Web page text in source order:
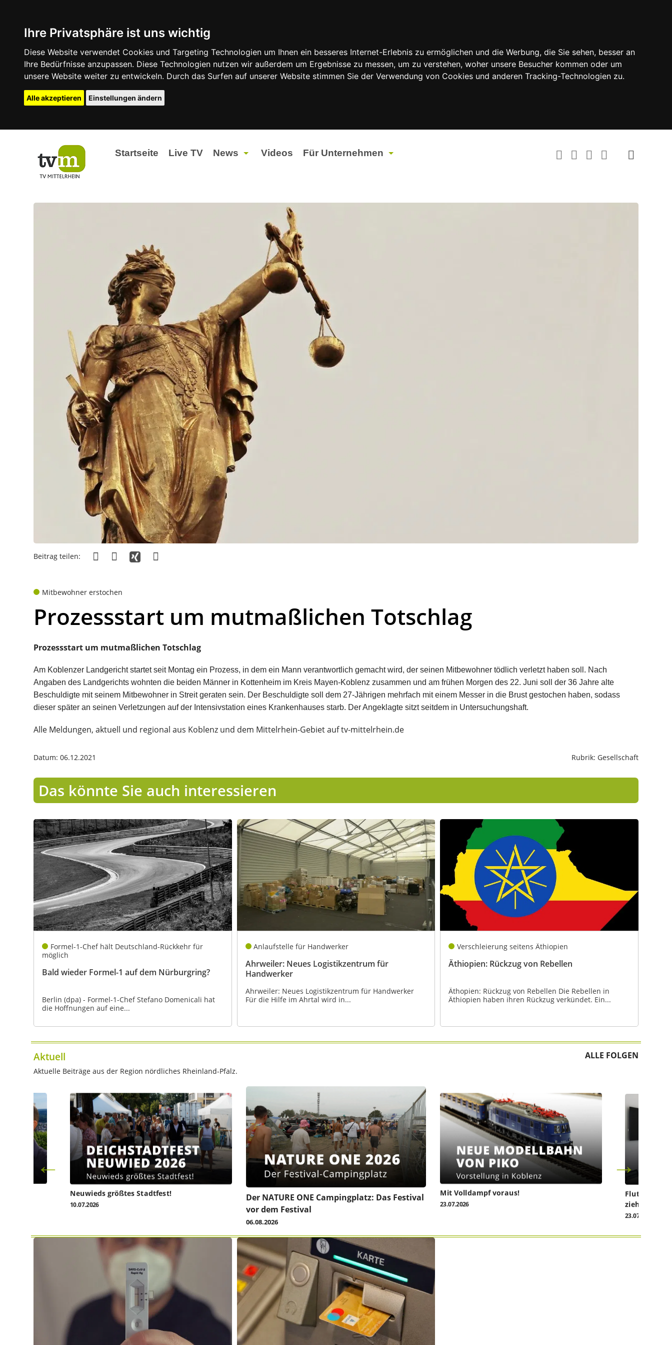
Ihre Privatsphäre ist uns wichtig
Diese Website verwendet Cookies und Targeting Technologien um Ihnen ein besseres Internet-Erlebnis zu ermöglichen und die Werbung, die Sie sehen, besser an
Ihre Bedürfnisse anzupassen. Diese Technologien nutzen wir außerdem um Ergebnisse zu messen, um zu verstehen, woher unsere Besucher kommen oder um
unsere Website weiter zu entwickeln. Durch das Surfen auf unserer Website stimmen Sie der Verwendung von Cookies und anderen Tracking-Technologien zu.
Alle akzeptieren Einstellungen ändern
Startseite Live TV News
Landtagswahlen 2026
Partner Content
Sport
Videos Für Unternehmen
Beitrag teilen:
Mitbewohner erstochen
Prozessstart um mutmaßlichen Totschlag
Prozessstart um mutmaßlichen Totschlag
Am Koblenzer Landgericht startet seit Montag ein Prozess, in dem ein Mann verantwortlich gemacht wird, der seinen Mitbewohner tödlich verletzt haben soll. Nach
Angaben des Landgerichts wohnten die beiden Männer in Kottenheim im Kreis Mayen-Koblenz zusammen und am frühen Morgen des 22. Juni soll der 36 Jahre alte
Beschuldigte mit seinem Mitbewohner in Streit geraten sein. Der Beschuldigte soll dem 27-Jährigen mehrfach mit einem Messer in die Brust gestochen haben, sodass
dieser später an seinen Verletzungen auf der Intensivstation eines Krankenhauses starb. Der Angeklagte sitzt seitdem in Untersuchungshaft.
Alle Meldungen, aktuell und regional aus Koblenz und dem Mittelrhein-Gebiet auf tv-mittelrhein.de
Datum: 06.12.2021 Rubrik: Gesellschaft
Das könnte Sie auch interessieren
Formel-1-Chef hält Deutschland-Rückkehr für
möglich
Bald wieder Formel-1 auf dem Nürburgring?
Berlin (dpa) - Formel-1-Chef Stefano Domenicali hat
die Hoffnungen auf eine...
Anlaufstelle für Handwerker
Ahrweiler: Neues Logistikzentrum für
Handwerker
Ahrweiler: Neues Logistikzentrum für Handwerker
Für die Hilfe im Ahrtal wird in...
Verschleierung seitens Äthiopien
Äthiopien: Rückzug von Rebellen
Äthopien: Rückzug von Rebellen Die Rebellen in
Äthiopien haben ihren Rückzug verkündet. Ein...
Aktuell ALLE FOLGEN
Aktuelle Beiträge aus der Region nördliches Rheinland-Pfalz.
Neuwieds größtes Stadtfest!
10.07.2026
Der NATURE ONE Campingplatz: Das Festival
vor dem Festival
06.08.2026
Mit Volldampf voraus!
23.07.2026
ziehen vor
23.07.2026